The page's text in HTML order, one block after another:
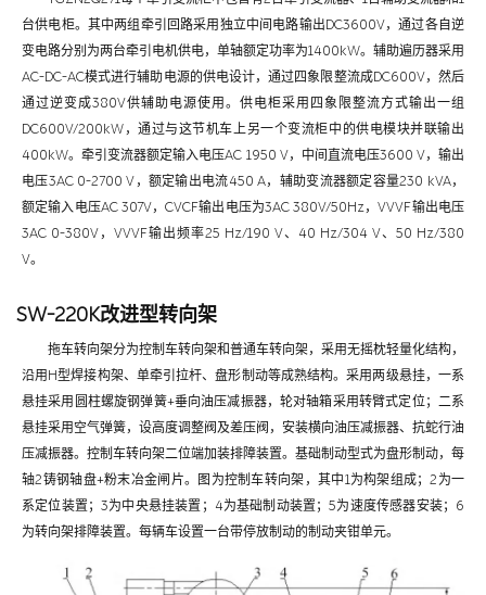
台供电柜。其中两组牵引回路采用独立中间电路输出DC3600V，通过各自逆
变电路分别为两台牵引电机供电，单轴额定功率为1400kW。辅助遍历器采用
AC-DC-AC模式进行辅助电源的供电设计，通过四象限整流成DC600V，然后
通过逆变成380V供辅助电源使用。供电柜采用四象限整流方式输出一组
DC600V/200kW，通过与这节机车上另一个变流柜中的供电模块并联输出
400kW。牵引变流器额定输入电压AC 1950 V，中间直流电压3600 V，输出
电压3AC 0-2700 V，额定输出电流450 A，辅助变流器额定容量230 kVA，
额定输入电压AC 307V，CVCF输出电压为3AC 380V/50Hz，VVVF输出电压
3AC 0-380V，VVVF输出频率25 Hz/190 V、40 Hz/304 V、50 Hz/380
V。
SW-220K改进型转向架
拖车转向架分为控制车转向架和普通车转向架，采用无摇枕轻量化结构，
沿用H型焊接构架、单牵引拉杆、盘形制动等成熟结构。采用两级悬挂，一系
悬挂采用圆柱螺旋钢弹簧+垂向油压减振器，轮对轴箱采用转臂式定位；二系
悬挂采用空气弹簧，设高度调整阀及差压阀，安装横向油压减振器、抗蛇行油
压减振器。控制车转向架二位端加装排障装置。基础制动型式为盘形制动，每
轴2铸钢轴盘+粉末冶金闸片。图为控制车转向架，其中1为构架组成；2为一
系定位装置；3为中央悬挂装置；4为基础制动装置；5为速度传感器安装；6
为转向架排障装置。每辆车设置一台带停放制动的制动夹钳单元。